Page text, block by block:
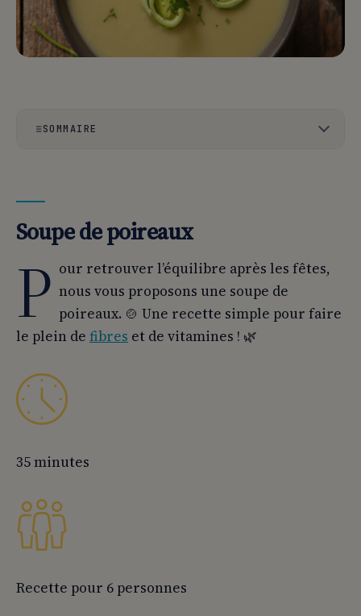
SOMMAIRE
Soupe de poireaux
P our retrouver l’équilibre après les fêtes,
nous vous proposons une soupe de
poireaux. 🍲 Une recette simple pour faire
le plein de fibres et de vitamines ! 🌿
35 minutes
Recette pour 6 personnes